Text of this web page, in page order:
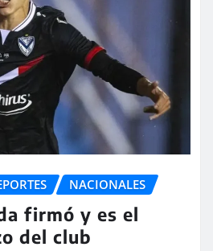
NACIONALES
firmó y es el
del club